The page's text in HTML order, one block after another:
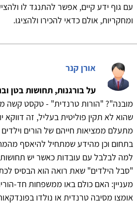
עם גוף ידע קיים, אפשר להתנגד לו
ומחקריות, אולם כדאי להכירו ולהציגו.
אורן קנר
על בורגנות, תחושות בטן
מובנה"? "הורות טרנדית" - טקסט קשה
שהוא לא תקין פוליטית בעליל, זה דווקא
מתעלם ממציאות חייהם של הורים וילדים
בתחום וכן מהידע שמתחיל להיאסף
למה לבלבל עם עובדות כאשר יש
"סבל הילדים" שאת רואה הוא הבסיס
מעניין: האם כולם באו ממשפחות חד-
אומצו מסיבה טרנדית או נולדו